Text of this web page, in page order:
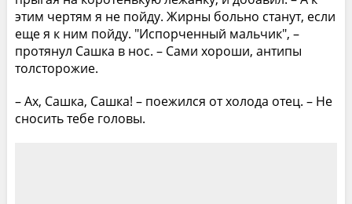
этим чертям я не пойду. Жирны больно станут, если
еще я к ним пойду. "Испорченный мальчик", –
протянул Сашка в нос. – Сами хороши, антипы
толсторожие.
– Ах, Сашка, Сашка! – поежился от холода отец. – Не
сносить тебе головы.